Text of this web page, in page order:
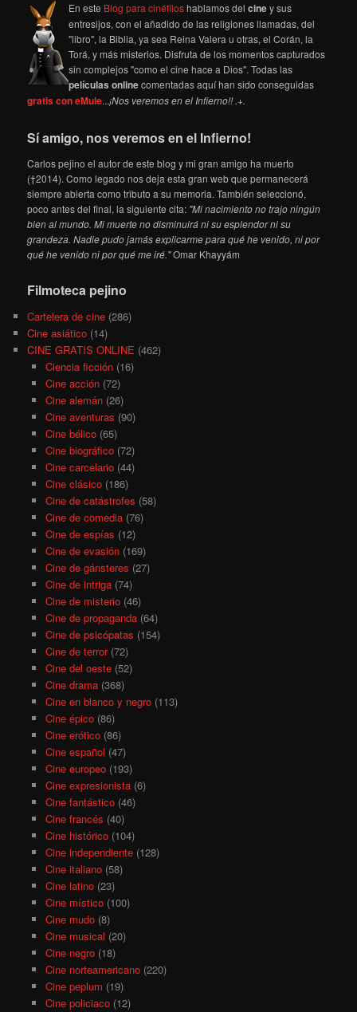
En este Blog para cinéfiloshablamos delciney sus
entresijos, con el añadido de las religiones llamadas, del
"libro", la Biblia, ya sea Reina Valera u otras, el Corán, la
Torá, y más misterios. Disfruta de los momentos capturados
sin complejos "como el cine hace a Dios". Todas las
películas onlinecomentadas aquí han sido conseguidas
gratis con eMule...¡Nos veremos en el Infierno!! .+.
Sí amigo, nos veremos en el Infierno!
Carlos pejino el autor de este blog y mi gran amigo ha muerto
(†2014). Como legado nos deja esta gran web que permanecerá
siempre abierta como tributo a su memoria. También seleccionó,
poco antes del final, la siguiente cita: "Mi nacimiento no trajo ningún
bien al mundo. Mi muerte no disminuirá ni su esplendor ni su
grandeza. Nadie pudo jamás explicarme para qué he venido, ni por
qué he venido ni por qué me iré."Omar Khayyám
Filmoteca pejino
Cartelera de cine (286)
Cine asiático (14)
CINE GRATIS ONLINE (462)
Ciencia ficción(16)
Cine acción(72)
Cine alemán(26)
Cine aventuras (90)
Cine bélico(65)
Cine biográfico(72)
Cine carcelario(44)
Cine clásico(186)
Cine de catástrofes (58)
Cine de comedia(76)
Cine de espías (12)
Cine de evasión(169)
Cine de gánsteres (27)
Cine de intriga(74)
Cine de misterio(46)
Cine de propaganda(64)
Cine de psicópatas (154)
Cine de terror(72)
Cine del oeste(52)
Cine drama(368)
Cine en blanco y negro(113)
Cine épico(86)
Cine erótico(86)
Cine español (47)
Cine europeo(193)
Cine expresionista(6)
Cine fantástico(46)
Cine francés (40)
Cine histórico(104)
Cine independiente(128)
Cine italiano(58)
Cine latino(23)
Cine místico(100)
Cine mudo(8)
Cine musical (20)
Cine negro(18)
Cine norteamericano(220)
Cine peplum (19)
Cine policiaco(12)